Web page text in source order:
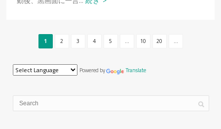
1 2 3 4 5 10 20
Powered by Translate